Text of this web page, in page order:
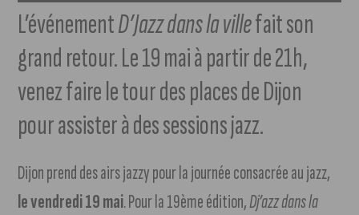
L’événementD’Jazz dans la villefait son
grand retour. Le 19 mai à partir de 21h,
venez faire le tour des places de Dijon
pour assister à des sessions jazz.
Dijon prend des airs jazzy pour la journée consacrée au jazz,
le vendredi 19 mai. Pour la 19ème édition,Dj’azz dans la